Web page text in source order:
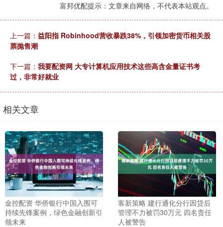
富邦优配提示：文章来自网络，不代表本站观点。
上一篇： 益阳指 Robinhood营收暴跌38%，引领加密货币相关股
票抛售潮
下一篇： 我要配资网 大专计算机应用技术这些高含金量证书考
过，非常好就业
相关文章
金控配资 华侨银行中国入围可
持续先锋案例，绿色金融创新引
领未来
客新策略 建行通化分行因贷后
管理不力被罚30万元 四名责任
人被警告